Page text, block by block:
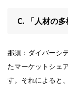
C. 「人材の
那須：ダイバーシ
たマーケットシェ
す。それによると